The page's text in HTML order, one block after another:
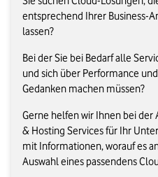
entsprechend Ihrer Business-
lassen?
Bei der Sie bei Bedarf alle
und sich über Performance
Gedanken machen müssen?
Gerne helfen wir Ihnen bei der
& Hosting Services für Ihr
mit Informationen, worauf es
Auswahl eines passendens